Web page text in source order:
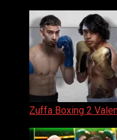
Zuffa Boxing 2